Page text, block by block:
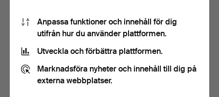
PÄLS, troligen fjällräv, lång
3 bud
53 USD
Två styck Kinesiska Tryck.
1 bud
32 USD
Anpassa funktioner och innehåll för dig
utifrån hur du använder plattformen.
Utveckla och förbättra plattformen.
Marknadsföra nyheter och innehåll till dig på
externa webbplatser.